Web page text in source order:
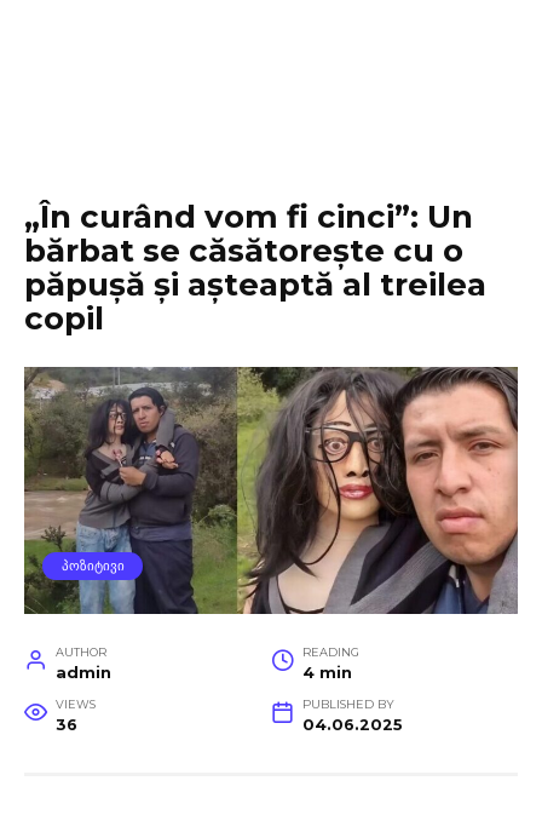
„În curând vom fi cinci”: Un
bărbat se căsătorește cu o
păpușă și așteaptă al treilea
copil
ᲞᲝᲖᲘᲢᲘᲕᲘ
AUTHOR
admin
READING
4 min
VIEWS
36
PUBLISHED BY
04.06.2025